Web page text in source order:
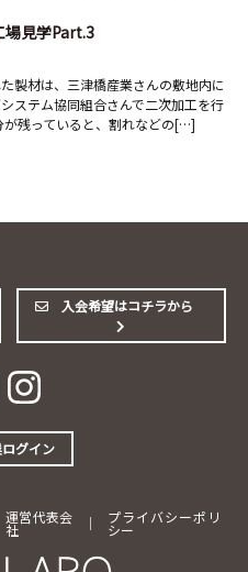
場見学Part.3
製材は、三津橋産業さんの敷地内に
ステム協同組合さんで二次加工を行
が残っていると、割れなどの[…]
入会希望はコチラから
グイン
運営代表会
社 ｜ プライバシーポリ
シー